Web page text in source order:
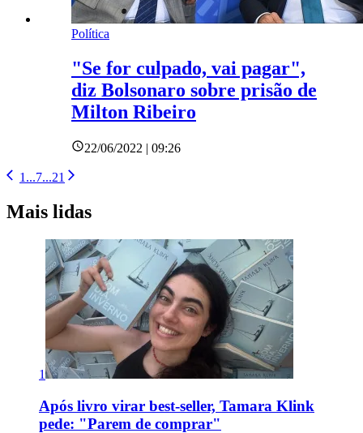
Política
"Se for culpado, vai pagar",
diz Bolsonaro sobre prisão de
Milton Ribeiro
22/06/2022 | 09:26
1 ...7...21
Mais lidas
1
Após livro virar best-seller, Tamara Klink
pede: "Parem de comprar"